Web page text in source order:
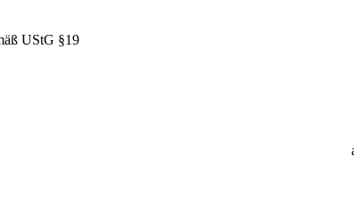
UStG §19